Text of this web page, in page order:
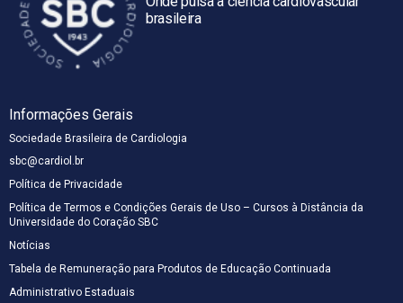
brasileira
Informações Gerais
Sociedade Brasileira de Cardiologia
sbc@cardiol.br
Política de Privacidade
Política de Termos e Condições Gerais de Uso – Cursos à Distância da
Universidade do Coração SBC
Notícias
Tabela de Remuneração para Produtos de Educação Continuada
Administrativo Estaduais